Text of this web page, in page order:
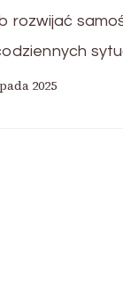
rozwijać
2025